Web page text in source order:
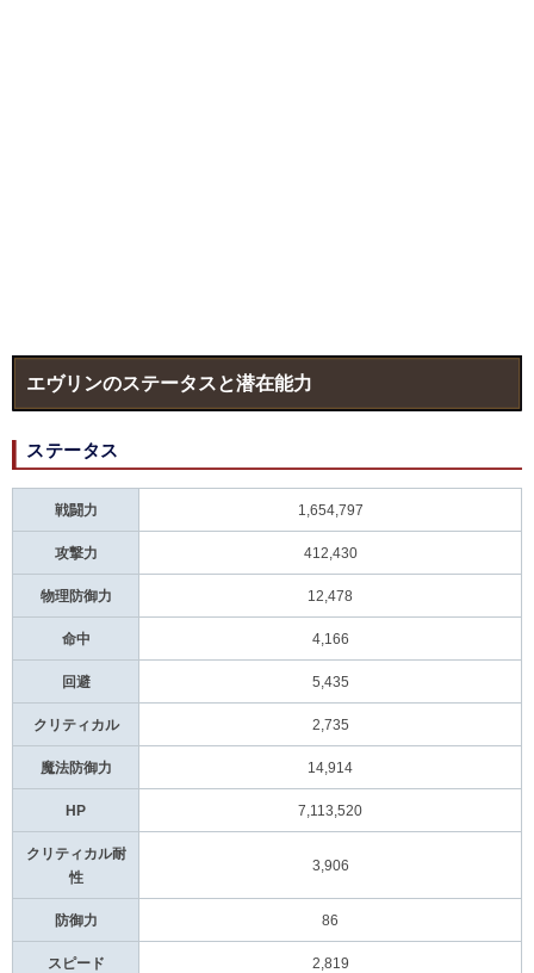
エヴリンのステータスと潜在能力
ステータス
戦闘力 1,654,797
攻撃力 412,430
物理防御力 12,478
命中 4,166
回避 5,435
クリティカル 2,735
魔法防御力 14,914
HP 7,113,520
クリティカル耐
性
3,906
防御力 86
スピード 2,819